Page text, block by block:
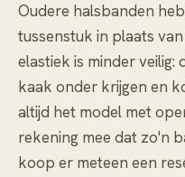
Oudere halsbanden
tussenstuk in plaats
elastiek is minder
kaak onder krijgen en
altijd het model met
rekening mee dat zo'n
koop er meteen een